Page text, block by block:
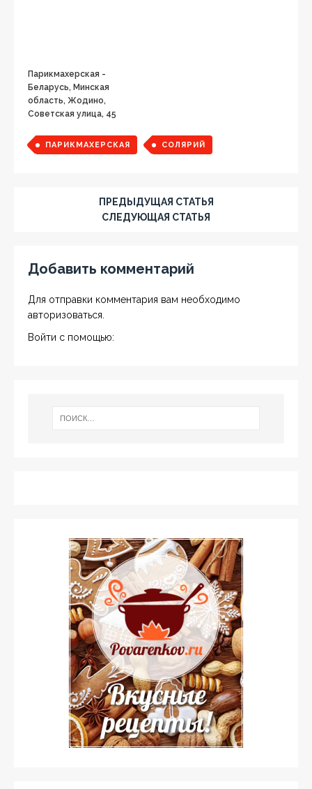
Парикмахерская -
Беларусь, Минская
область, Жодино,
Советская улица, 45
ПАРИКМАХЕРСКАЯ СОЛЯРИЙ
ПРЕДЫДУЩАЯ СТАТЬЯ
СЛЕДУЮЩАЯ СТАТЬЯ
Добавить комментарий
Для отправки комментария вам необходимо
авторизоваться
Войти с помощью: